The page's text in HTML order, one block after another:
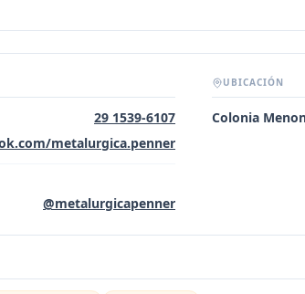
29 1539-6107
metalurgica.penner
@metalurgicapenner
UBICACIÓN
Colonia